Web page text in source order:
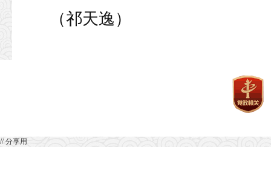
（祁天逸）
// 分享用